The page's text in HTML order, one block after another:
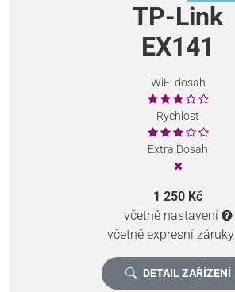
TP-Link
EX141
WiFi dosah
Rychlost
Extra Dosah
1 250 Kč
včetně nastavení
včetně expresní záruky
DETAIL ZAŘÍZENÍ